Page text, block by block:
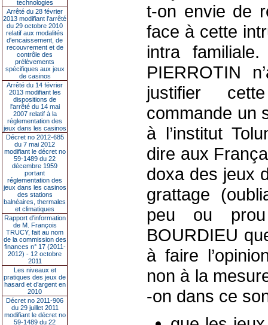
technologies
Arrêté du 28 février
2013 modifiant l'arrêté
du 29 octobre 2010
relatif aux modalités
d'encaissement, de
recouvrement et de
contrôle des
prélèvements
spécifiques aux jeux
de casinos
Arrêté du 14 février
2013 modifiant les
dispositions de
l'arrêté du 14 mai
2007 relatif à la
réglementation des
jeux dans les casinos
Décret no 2012-685
du 7 mai 2012
modifiant le décret no
59-1489 du 22
décembre 1959
portant
réglementation des
jeux dans les casinos
des stations
balnéaires, thermales
et climatiques
Rapport d'information
de M. François
TRUCY, fait au nom
de la commission des
finances n° 17 (2011-
2012) - 12 octobre
2011
Les niveaux et
pratiques des jeux de
hasard et d’argent en
2010
Décret no 2011-906
du 29 juillet 2011
modifiant le décret no
59-1489 du 22
t-on envie de
face à cette
intra
PIERROTIN
justifier
commande un
à l’institut
dire aux
doxa des jeux
grattage
peu ou
BOURDIEU
à faire
non à la
-on dans ce